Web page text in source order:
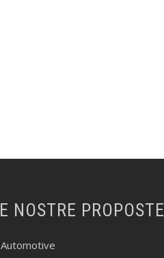
LE NOSTRE PROPOSTE
Automotive